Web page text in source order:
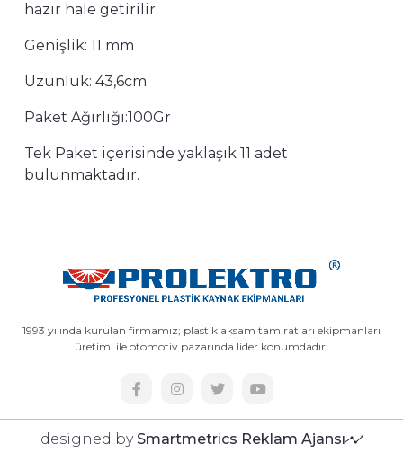
hazır hale getirilir.
Genişlik: 11 mm
Uzunluk: 43,6cm
Paket Ağırlığı:100Gr
Tek Paket içerisinde yaklaşık 11 adet
bulunmaktadır.
1993 yılında kurulan firmamız; plastik aksam tamiratları ekipmanları
üretimi ile otomotiv pazarında lider konumdadır.
designed by Smartmetrics Reklam Ajansı